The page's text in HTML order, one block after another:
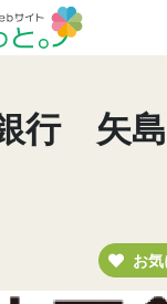
行 矢
お